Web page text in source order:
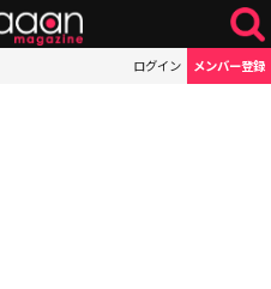
ログイン メンバー登録